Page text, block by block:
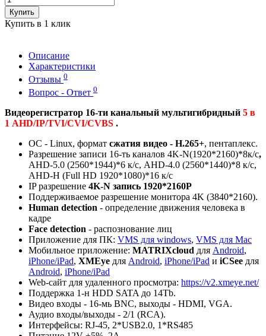
Купить
Купить в 1 клик
Описание
Характеристики
Отзывы 0
Вопрос - Ответ 0
Видеорегистратор 16-ти канальный мультигибридный 5 в
1 AHD/IP/TVI/CVI/CVBS .
ОС - Linux, формат сжатия видео - H.265+, пентаплекс.
Разрешение записи 16-ть каналов 4K-N(1920*2160)*8к/с,
AHD-5.0 (2560*1944)*6 к/с, AHD-4.0 (2560*1440)*8 к/с,
AНD-H (Full HD 1920*1080)*16 к/с
IP разрешение 4K-N запись 1920*2160P
Поддерживаемое разрешение монитора 4K (3840*2160).
Human detection - определение движения человека в
кадре
Face detection - распознование лиц
Приложение для ПК: VMS для windows, VMS для Mac
Мобильное приложение: MATRIXcloud для Android,
iPhone/iPad, XMEye для Android, iPhone/iPad и iCSee для
Android, iPhone/iPad
Web-сайт для удаленного просмотра: https://v2.xmeye.net/
Поддержка 1-н HDD SATA до 14Tb.
Видео входы - 16-мь BNC, выходы - HDMI, VGA.
Аудио входы/выходы - 2/1 (RCA).
Интерфейсы: RJ-45, 2*USB2.0, 1*RS485